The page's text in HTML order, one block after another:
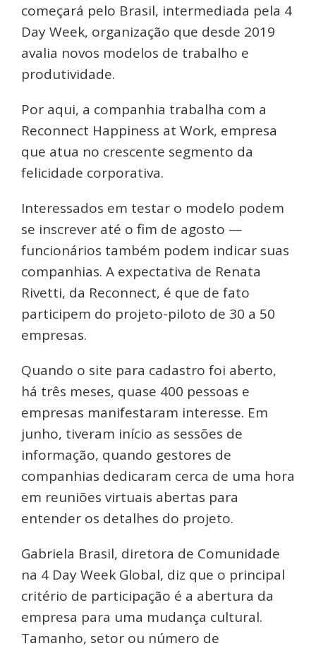
começará pelo Brasil, intermediada pela 4
Day Week, organização que desde 2019
avalia novos modelos de trabalho e
produtividade.
Por aqui, a companhia trabalha com a
Reconnect Happiness at Work, empresa
que atua no crescente segmento da
felicidade corporativa.
Interessados em testar o modelo podem
se inscrever até o fim de agosto —
funcionários também podem indicar suas
companhias. A expectativa de Renata
Rivetti, da Reconnect, é que de fato
participem do projeto-piloto de 30 a 50
empresas.
Quando o site para cadastro foi aberto,
há três meses, quase 400 pessoas e
empresas manifestaram interesse. Em
junho, tiveram início as sessões de
informação, quando gestores de
companhias dedicaram cerca de uma hora
em reuniões virtuais abertas para
entender os detalhes do projeto.
Gabriela Brasil, diretora de Comunidade
na 4 Day Week Global, diz que o principal
critério de participação é a abertura da
empresa para uma mudança cultural.
Tamanho, setor ou número de